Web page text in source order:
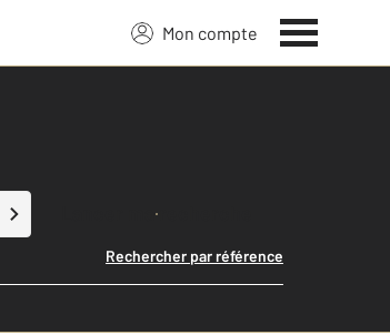
Mon compte
Lancer ma recherche
Rechercher par référence